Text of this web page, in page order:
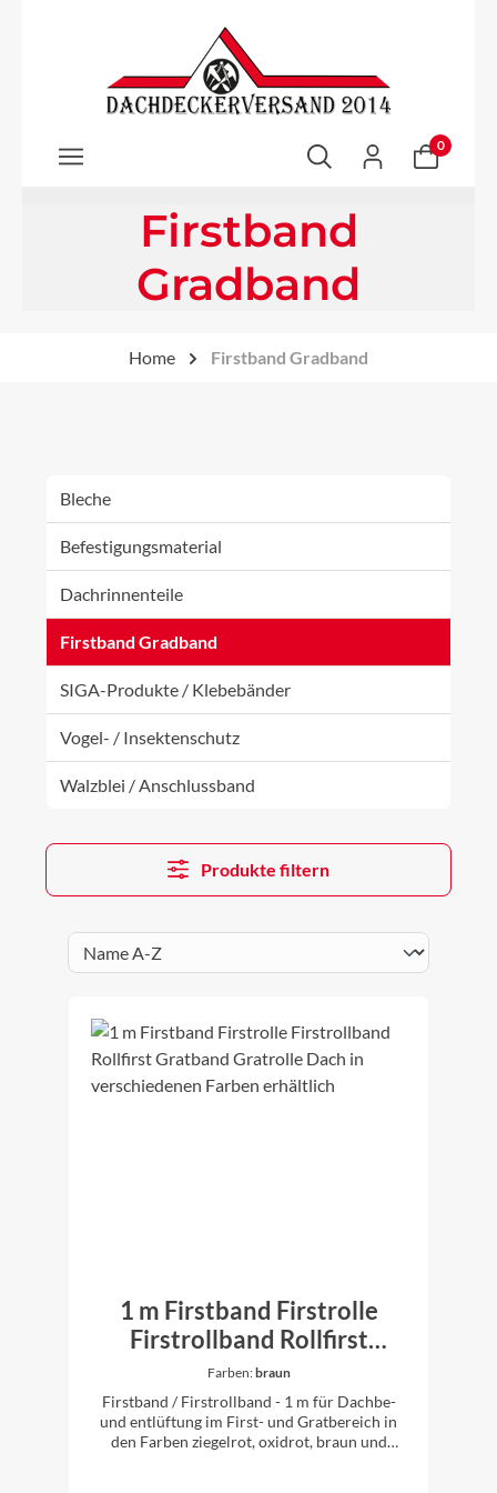
Zum Hauptinhalt springen
0
Firstband
Gradband
Home Firstband Gradband
Bleche
Befestigungsmaterial
Dachrinnenteile
Firstband Gradband
SIGA-Produkte / Klebebänder
Vogel- / Insektenschutz
Walzblei / Anschlussband
Produkte filtern
1 m Firstband Firstrolle
Firstrollband Rollfirst
Gratband Gratrolle Dach in
verschiedenen Farben
erhältlich
Farben:braun
Firstband / Firstrollband - 1 m für Dachbe-
und entlüftung im First- und Gratbereich in
den Farben ziegelrot, oxidrot, braun und